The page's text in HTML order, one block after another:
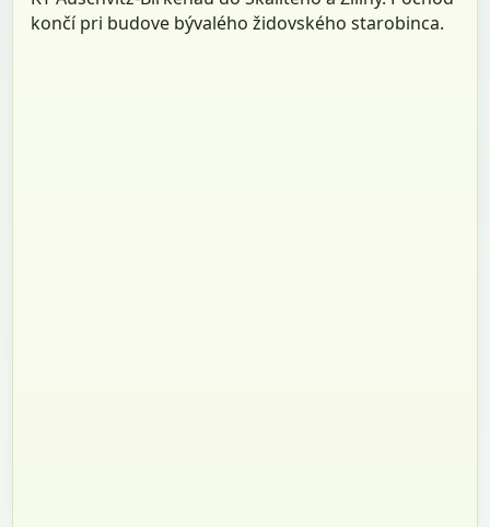
končí pri budove bývalého židovského starobinca.